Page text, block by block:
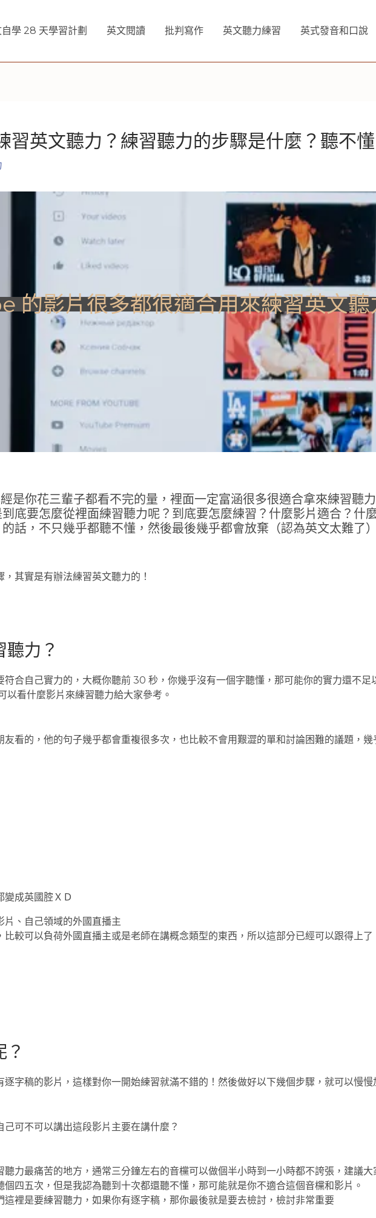
學 28 天學習計劃 英文閱讀 批判寫作 英文聽力練習 英式發音和口說
習英文聽力？練習聽力的步驟是什麼？聽不
的影片很多都很適合用來練習英文聽
是你花三輩子都看不完的量，裡面一定富涵很多很適合拿來練習聽
底要怎麼從裡面練習聽力呢？到底要怎麼練習？什麼影片適合？什
話，不只幾乎都聽不懂，然後最後幾乎都會放棄（認為英文太難了
其實是有辦法練習英文聽力的！
力？
合自己實力的，大概你聽前 30 秒，你幾乎沒有一個字聽懂，那可能你的實力還不足
以看什麼影片來練習聽力給大家參考。
看的，他的句子幾乎都會重複很多次，也比較不會用艱澀的單和討論困難的議題，
變成英國腔ＸＤ
、自己領域的外國直播主
較可以負荷外國直播主或是老師在講概念類型的東西，所以這部分已經可以跟得上了
字稿的影片，這樣對你一開始練習就滿不錯的！然後做好以下幾個步驟，就可以慢慢
可不可以講出這段影片主要在講什麼？
力最痛苦的地方，通常三分鐘左右的音欓可以做個半小時到一小時都不誇張，建議
四五次，但是我認為聽到十次都還聽不懂，那可能就是你不適合這個音欓和影片。
裡是要練習聽力，如果你有逐字稿，那你最後就是要去檢討，檢討非常重要